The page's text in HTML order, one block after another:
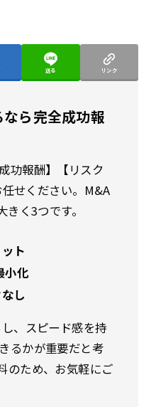
送る リンク
ら完全成功報
功報酬】【リスク
せください。M&A
く3つです。
ト
小化
し
、スピード感を持
るかが重要だと考
のため、お気軽にご